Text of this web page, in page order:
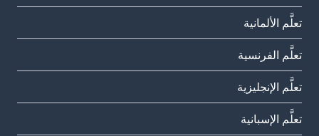
تعلَّم الألمانية
تعلَّم الفرنسية
تعلَّم الإنجليزية
تعلَّم الإسبانية